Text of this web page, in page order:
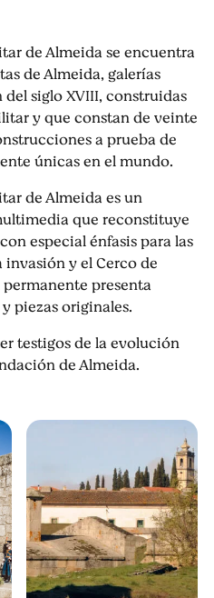
de Almeida se encuentra
de Almeida, galerías
siglo XVIII, construidas
y que constan de veinte
a prueba de
únicas en el mundo.
de Almeida es un
que reconstituye
especial énfasis para las
invasión y el Cerco de
presenta
piezas originales.
testigos de la evolución
de Almeida.